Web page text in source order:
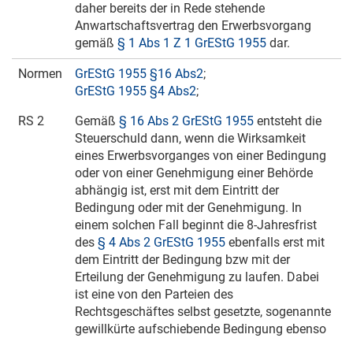
daher bereits der in Rede stehende
Anwartschaftsvertrag den Erwerbsvorgang
gemäß § 1 Abs 1 Z 1 GrEStG 1955 dar.
Normen GrEStG 1955 §16 Abs2;
GrEStG 1955 §4 Abs2;
RS 2
Gemäß § 16 Abs 2 GrEStG 1955 entsteht die
Steuerschuld dann, wenn die Wirksamkeit
eines Erwerbsvorganges von einer Bedingung
oder von einer Genehmigung einer Behörde
abhängig ist, erst mit dem Eintritt der
Bedingung oder mit der Genehmigung. In
einem solchen Fall beginnt die 8-Jahresfrist
des § 4 Abs 2 GrEStG 1955 ebenfalls erst mit
dem Eintritt der Bedingung bzw mit der
Erteilung der Genehmigung zu laufen. Dabei
ist eine von den Parteien des
Rechtsgeschäftes selbst gesetzte, sogenannte
gewillkürte aufschiebende Bedingung ebenso